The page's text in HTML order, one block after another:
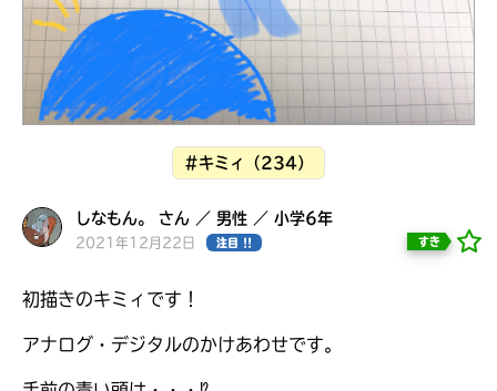
読みたい本が
本を飛び出して
みんなとおしゃべり
できる掲示板
#キミィ（234）
しなもん。 さん ／ 男性 ／ 小学6年
2021年12月22日 注目 !! すき
初描きのキミィです！
アナログ・デジタルのかけあわせです。